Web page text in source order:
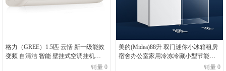
格力（GREE）1.5匹 云恬 新一级能效
变频 自清洁 智能 壁挂式空调挂机
销量 0
美的(Midea)88升 双门迷你小冰箱租房
宿舍办公室家用冷冻冷藏小型节能环
销量 0